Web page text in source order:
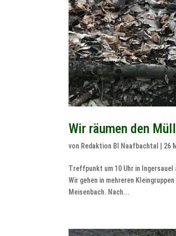
Wir räumen den
von Redaktion BI Naafbachtal 26
Treffpunkt um 10 Uhr in
Wir gehen in mehreren
Meisenbach. Nach...